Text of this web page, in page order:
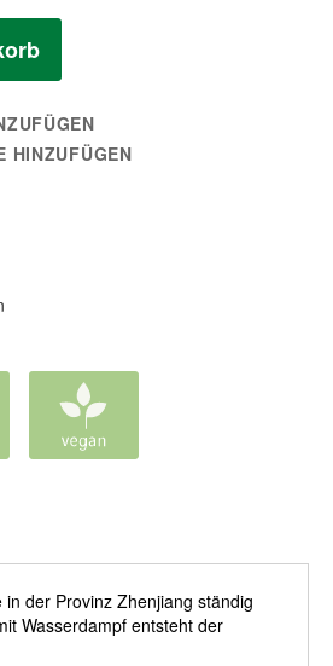
HINZUFÜGEN
der Provinz Zhenjiang ständig
Wasserdampf entsteht der